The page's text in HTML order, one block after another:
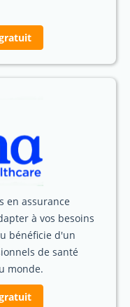
en assurance
à vos besoins
bénéficie d'un
de santé
monde.